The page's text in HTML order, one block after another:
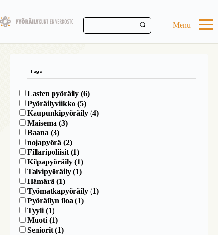
main
Menu
Tags
Lasten pyöräily (6)
Pyöräilyviikko (5)
Kaupunkipyöräily (4)
Maisema (3)
Baana (3)
nojapyörä (2)
Fillaripoliisit (1)
Kilpapyöräily (1)
Talvipyöräily (1)
Hämärä (1)
Työmatkapyöräily (1)
Pyöräilyn iloa (1)
Tyyli (1)
Muoti (1)
Seniorit (1)